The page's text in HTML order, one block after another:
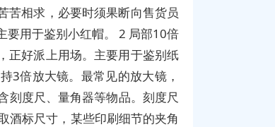
苦相求，必要时须果断向售货员
要用于鉴别小红帽。 2 局部10倍
正好派上用场。主要用于鉴别纸
3倍放大镜。最常见的放大镜，
刻度尺、量角器等物品。刻度尺
酒标尺寸，某些印刷细节的夹角